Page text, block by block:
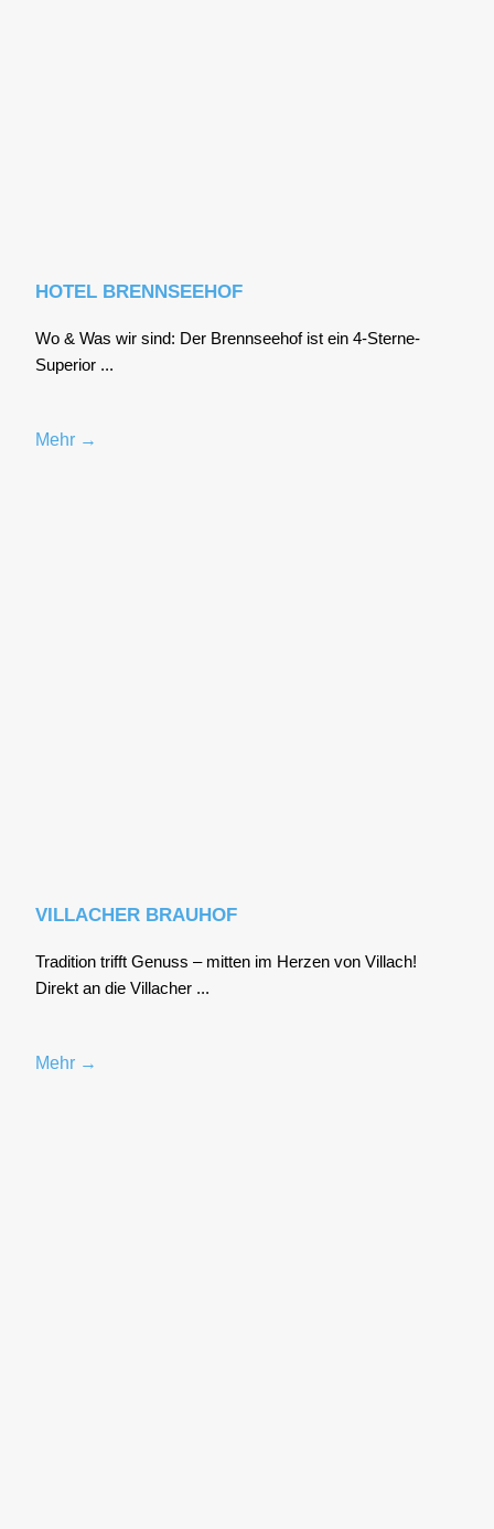
HOTEL BRENNSEEHOF
Wo & Was wir sind: Der Brenn­see­hof ist ein 4‑S­ter­ne-
Supe­ri­or ...
Mehr →
VILLACHER BRAUHOF
Tra­di­ti­on trifft Genuss – mit­ten im Her­zen von Vil­lach!
Direkt an die Vil­la­cher ...
Mehr →